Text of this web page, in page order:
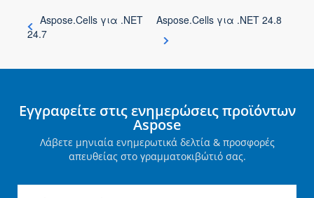
Aspose.Cells για .NET
24.7
Aspose.Cells για .NET 24.8
Εγγραφείτε στις ενημερώσεις προϊόντων
Aspose
Λάβετε μηνιαία ενημερωτικά δελτία & προσφορές
απευθείας στο γραμματοκιβώτιό σας.